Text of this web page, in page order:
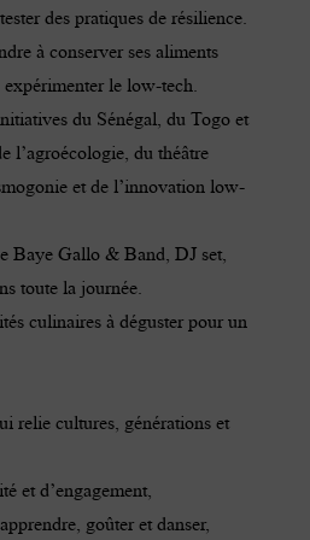
des pratiques de résilience.
à conserver ses aliments
le low-tech.
du Sénégal, du Togo et
l’agroécologie, du théâtre
et de l’innovation low-
Baye Gallo & Band, DJ set,
toute la journée.
culinaires à déguster pour un
relie cultures, générations et
et d’engagement,
goûter et danser,